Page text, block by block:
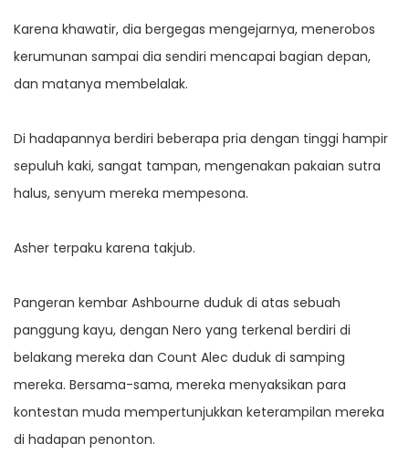
Karena khawatir, dia bergegas mengejarnya, menerobos
kerumunan sampai dia sendiri mencapai bagian depan,
dan matanya membelalak.
Di hadapannya berdiri beberapa pria dengan tinggi hampir
sepuluh kaki, sangat tampan, mengenakan pakaian sutra
halus, senyum mereka mempesona.
Asher terpaku karena takjub.
Pangeran kembar Ashbourne duduk di atas sebuah
panggung kayu, dengan Nero yang terkenal berdiri di
belakang mereka dan Count Alec duduk di samping
mereka. Bersama-sama, mereka menyaksikan para
kontestan muda mempertunjukkan keterampilan mereka
di hadapan penonton.